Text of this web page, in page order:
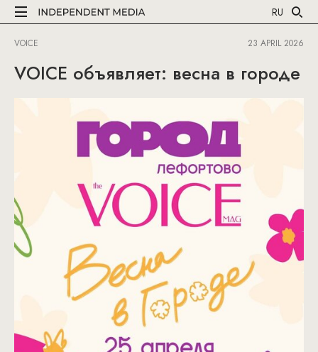
RU
VOICE 23 APRIL 2026
VOICE объявляет: весна в городе